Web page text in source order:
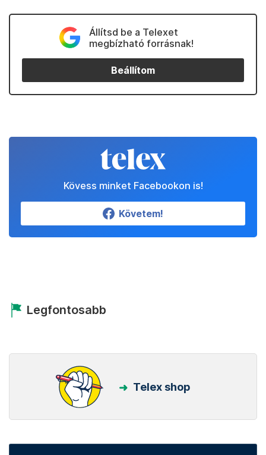
Állítsd be a Telexet
megbízható forrásnak!
Beállítom
Kövess minket Facebookon is!
Követem!
Legfontosabb
Telex shop